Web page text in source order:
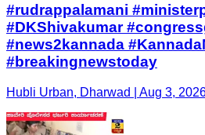
#rudrappalamani
#DKShivakumar
#news2kannada
#breakingnewstoday
Hubli Urban, Dharwad | Aug 3,